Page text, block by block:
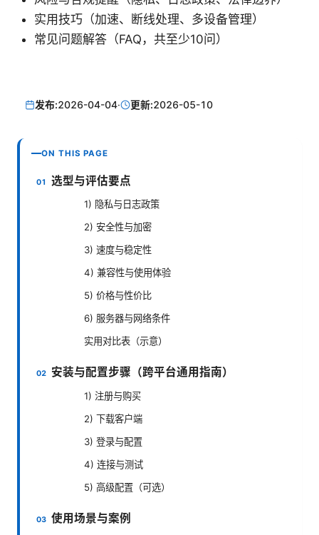
实用技巧（加速、断线处理、多设备管理）
常见问题解答（FAQ，共至少10问）
发布:2026-04-04· 更新:2026-05-10
ON THIS PAGE
选型与评估要点
1) 隐私与日志政策
2) 安全性与加密
3) 速度与稳定性
4) 兼容性与使用体验
5) 价格与性价比
6) 服务器与网络条件
实用对比表（示意）
安装与配置步骤（跨平台通用指南）
1) 注册与购买
2) 下载客户端
3) 登录与配置
4) 连接与测试
5) 高级配置（可选）
使用场景与案例